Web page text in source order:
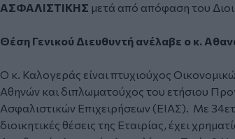
ΑΣΦΑΛΙΣΤΙΚΗΣ μετά από απόφαση του
Θέση Γενικού Διευθυντή ανέλαβε ο κ.
Ο κ. Καλογεράς είναι πτυχιούχος
Αθηνών και διπλωματούχος του ετήσιου
Ασφαλιστικών Επιχειρήσεων (ΕΙΑΣ). Με
διοικητικές θέσεις της Εταιρίας, έχει